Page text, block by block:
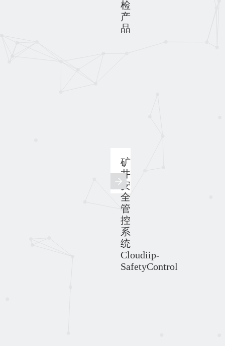
检
产
品
矿
井
安
全
管
控
系
统
Cloudiip-
SafetyControl